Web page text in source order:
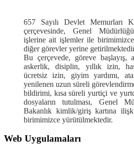
657 Sayılı Devlet Memurları
çerçevesinde, Genel
işlerine ait işlemler ile
diğer görevler yerine
Bu çerçevede, göreve başlayış,
askerlik, disiplin, yıllık izin,
ücretsiz izin, giyim yardımı,
yenilenen uzun süreli
bildirimi, kısa süreli yurtiçi ve
dosyaların tutulması, Genel
Bakanlık kimlik/giriş kartına
birimimizce yürütülmektedir.
Web Uygulamaları